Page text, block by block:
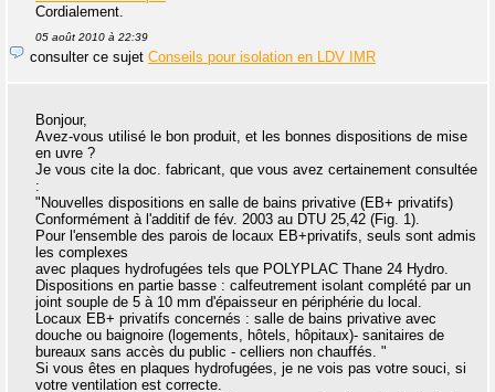
Cordialement.
05 août 2010 à 22:39
consulter ce sujet Conseils pour isolation en LDV IMR
Bonjour,
Avez-vous utilisé le bon produit, et les bonnes dispositions de mise
en uvre ?
Je vous cite la doc. fabricant, que vous avez certainement consultée
:
"Nouvelles dispositions en salle de bains privative (EB+ privatifs)
Conformément à l'additif de fév. 2003 au DTU 25,42 (Fig. 1).
Pour l'ensemble des parois de locaux EB+privatifs, seuls sont admis
les complexes
avec plaques hydrofugées tels que POLYPLAC Thane 24 Hydro.
Dispositions en partie basse : calfeutrement isolant complété par un
joint souple de 5 à 10 mm d'épaisseur en périphérie du local.
Locaux EB+ privatifs concernés : salle de bains privative avec
douche ou baignoire (logements, hôtels, hôpitaux)- sanitaires de
bureaux sans accès du public - celliers non chauffés. "
Si vous êtes en plaques hydrofugées, je ne vois pas votre souci, si
votre ventilation est correcte.